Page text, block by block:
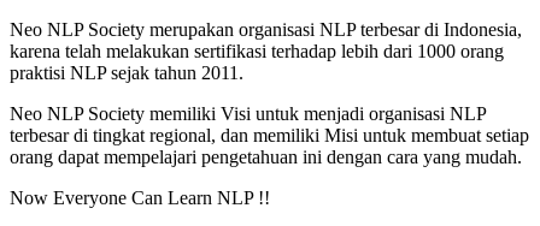
Neo NLP Society merupakan organisasi NLP terbesar di Indonesia,
karena telah melakukan sertifikasi terhadap lebih dari 1000 orang
praktisi NLP sejak tahun 2011.
Neo NLP Society memiliki Visi untuk menjadi organisasi NLP
terbesar di tingkat regional, dan memiliki Misi untuk membuat setiap
orang dapat mempelajari pengetahuan ini dengan cara yang mudah.
Now Everyone Can Learn NLP !!